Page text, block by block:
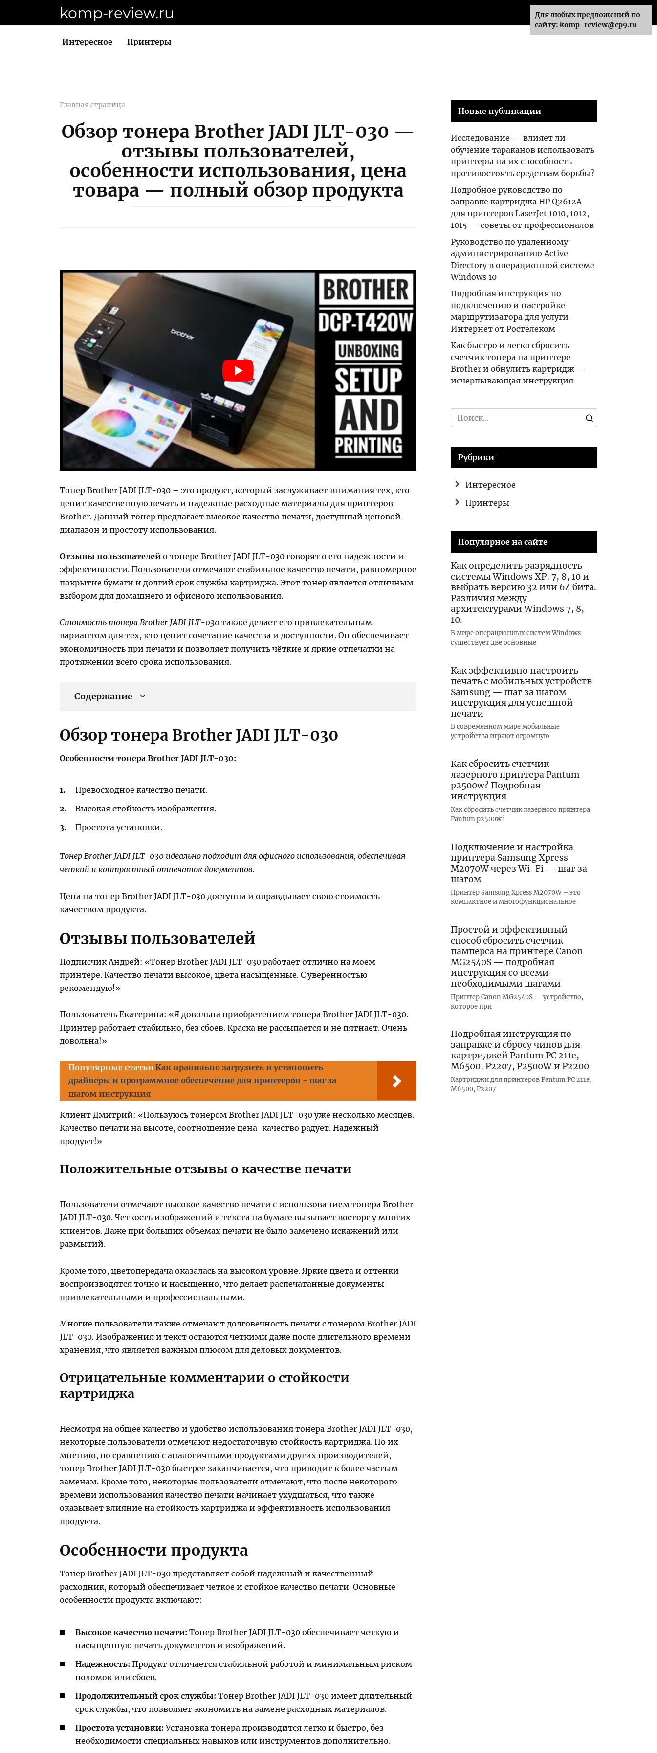
komp-review.ru
Интересное Принтеры
Главная страница
Обзор тонера Brother JADI JLT-030 —
отзывы пользователей,
особенности использования, цена
товара — полный обзор продукта
Тонер Brother JADI JLT-030 – это продукт, который заслуживает внимания тех, кто
ценит качественную печать и надежные расходные материалы для принтеров
Brother. Данный тонер предлагает высокое качество печати, доступный ценовой
диапазон и простоту использования.
Отзывы пользователей о тонере Brother JADI JLT-030 говорят о его надежности и
эффективности. Пользователи отмечают стабильное качество печати, равномерное
покрытие бумаги и долгий срок службы картриджа. Этот тонер является отличным
выбором для домашнего и офисного использования.
Стоимость тонера Brother JADI JLT-030 также делает его привлекательным
вариантом для тех, кто ценит сочетание качества и доступности. Он обеспечивает
экономичность при печати и позволяет получить чёткие и яркие отпечатки на
протяжении всего срока использования.
Содержание
Обзор тонера Brother JADI JLT-030
Особенности тонера Brother JADI JLT-030:
Превосходное качество печати.
Высокая стойкость изображения.
Простота установки.
Тонер Brother JADI JLT-030 идеально подходит для офисного использования, обеспечивая
четкий и контрастный отпечаток документов.
Цена на тонер Brother JADI JLT-030 доступна и оправдывает свою стоимость
качеством продукта.
Отзывы пользователей
Подписчик Андрей: «Тонер Brother JADI JLT-030 работает отлично на моем
принтере. Качество печати высокое, цвета насыщенные. С уверенностью
рекомендую!»
Пользователь Екатерина: «Я довольна приобретением тонера Brother JADI JLT-030.
Принтер работает стабильно, без сбоев. Краска не рассыпается и не пятнает. Очень
довольна!»
Популярные статьи Как правильно загрузить и установить
драйверы и программное обеспечение для принтеров - шаг за
шагом инструкция
Клиент Дмитрий: «Пользуюсь тонером Brother JADI JLT-030 уже несколько месяцев.
Качество печати на высоте, соотношение цена-качество радует. Надежный
продукт!»
Положительные отзывы о качестве печати
Пользователи отмечают высокое качество печати с использованием тонера Brother
JADI JLT-030. Четкость изображений и текста на бумаге вызывает восторг у многих
клиентов. Даже при больших объемах печати не было замечено искажений или
размытий.
Кроме того, цветопередача оказалась на высоком уровне. Яркие цвета и оттенки
воспроизводятся точно и насыщенно, что делает распечатанные документы
привлекательными и профессиональными.
Многие пользователи также отмечают долговечность печати с тонером Brother JADI
JLT-030. Изображения и текст остаются четкими даже после длительного времени
хранения, что является важным плюсом для деловых документов.
Отрицательные комментарии о стойкости
картриджа
Несмотря на общее качество и удобство использования тонера Brother JADI JLT-030,
некоторые пользователи отмечают недостаточную стойкость картриджа. По их
мнению, по сравнению с аналогичными продуктами других производителей,
тонер Brother JADI JLT-030 быстрее заканчивается, что приводит к более частым
заменам. Кроме того, некоторые пользователи отмечают, что после некоторого
времени использования качество печати начинает ухудшаться, что также
оказывает влияние на стойкость картриджа и эффективность использования
продукта.
Особенности продукта
Тонер Brother JADI JLT-030 представляет собой надежный и качественный
расходник, который обеспечивает четкое и стойкое качество печати. Основные
особенности продукта включают:
Высокое качество печати: Тонер Brother JADI JLT-030 обеспечивает четкую и
насыщенную печать документов и изображений.
Надежность: Продукт отличается стабильной работой и минимальным риском
поломок или сбоев.
Продолжительный срок службы: Тонер Brother JADI JLT-030 имеет длительный
срок службы, что позволяет экономить на замене расходных материалов.
Простота установки: Установка тонера производится легко и быстро, без
необходимости специальных навыков или инструментов дополнительно.
Новые публикации
Исследование — влияет ли
обучение тараканов использовать
принтеры на их способность
противостоять средствам борьбы?
Подробное руководство по
заправке картриджа HP Q2612A
для принтеров LaserJet 1010, 1012,
1015 — советы от профессионалов
Руководство по удаленному
администрированию Active
Directory в операционной системе
Windows 10
Подробная инструкция по
подключению и настройке
маршрутизатора для услуги
Интернет от Ростелеком
Как быстро и легко сбросить
счетчик тонера на принтере
Brother и обнулить картридж —
исчерпывающая инструкция
Search
for:
Рубрики
Интересное
Принтеры
Популярное на сайте
Как определить разрядность
системы Windows XP, 7, 8, 10 и
выбрать версию 32 или 64 бита.
Различия между
архитектурами Windows 7, 8,
10.
В мире операционных систем Windows
существует две основные
Как эффективно настроить
печать с мобильных устройств
Samsung — шаг за шагом
инструкция для успешной
печати
В современном мире мобильные
устройства играют огромную
Как сбросить счетчик
лазерного принтера Pantum
p2500w? Подробная
инструкция
Как сбросить счетчик лазерного принтера
Pantum p2500w?
Подключение и настройка
принтера Samsung Xpress
M2070W через Wi-Fi — шаг за
шагом
Принтер Samsung Xpress M2070W – это
компактное и многофункциональное
Простой и эффективный
способ сбросить счетчик
памперса на принтере Canon
MG2540S — подробная
инструкция со всеми
необходимыми шагами
Принтер Canon MG2540S — устройство,
которое при
Подробная инструкция по
заправке и сбросу чипов для
картриджей Pantum PC 211e,
M6500, P2207, P2500W и P2200
Картриджи для принтеров Pantum PC 211e,
M6500, P2207
производительности
Для любых предложений по
сайту: komp-review@cp9.ru